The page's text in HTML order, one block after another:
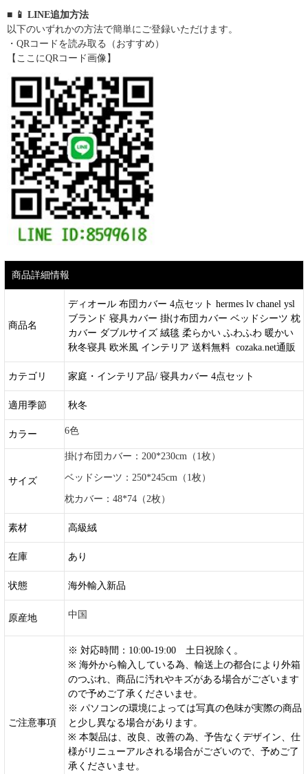
■ 📱 LINE追加方法
以下のいずれかの方法で簡単にご登録いただけます。
・QRコードを読み取る（おすすめ）
【ここにQRコード画像】
商品詳細情報
商品名
ディオール 布団カバー 4点セット hermes lv chanel ysl
ブランド 寝具カバー 掛け布団カバー ベッドシーツ 枕
カバー ダブルサイズ 絨毯 柔らかい ふわふわ 暖かい
秋冬寝具 欧米風 インテリア 送料無料 cozaka.net通販
カテゴリ 家庭・インテリア品/ 寝具カバー 4点セット
適用季節 秋冬
カラー 6色
サイズ
掛け布団カバー：200*230cm（1枚）
ベッドシーツ：250*245cm（1枚）
枕カバー：48*74（2枚）
素材 高級絨
在庫 あり
状態 海外輸入新品
原産地 中国
ご注意事項
※ 対応時間：10:00-19:00 土日祝除く。
※ 海外から輸入している為、輸送上の都合により外箱
のつぶれ、商品に汚れやキズがある場合がございます
ので予めご了承くださいませ。
※ パソコンの環境によっては写真の色味が実際の商品
と少し異なる場合があります。
※ 本製品は、改良、改善の為、予告なくデザイン、仕
様がリニューアルされる場合がございので、予めご了
承くださいませ。